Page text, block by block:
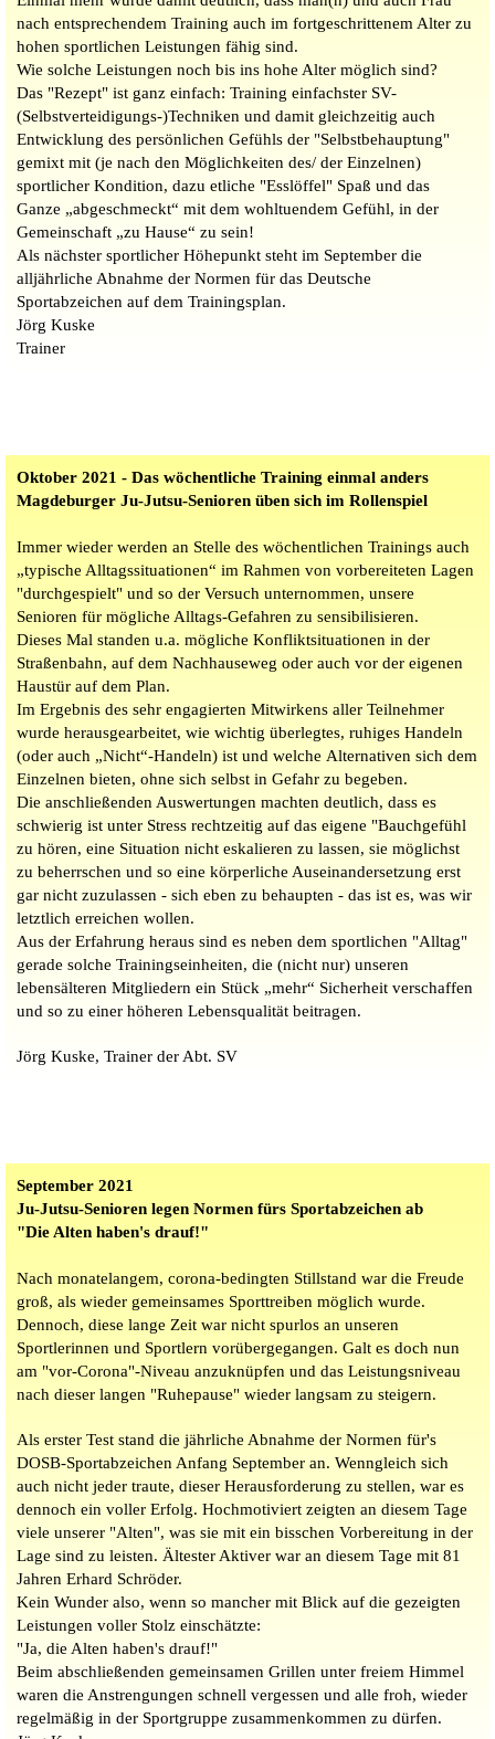
nach entsprechendem Training auch im fortgeschrittenem Alter zu
hohen sportlichen Leistungen fähig sind.
Wie solche Leistungen noch bis ins hohe Alter möglich sind?
Das "Rezept" ist ganz einfach: Training einfachster SV-
(Selbstverteidigungs-)Techniken und damit gleichzeitig auch
Entwicklung des persönlichen Gefühls der "Selbstbehauptung"
gemixt mit (je nach den Möglichkeiten des/ der Einzelnen)
sportlicher Kondition, dazu etliche "Esslöffel" Spaß und das
Ganze „abgeschmeckt“ mit dem wohltuendem Gefühl, in der
Gemeinschaft „zu Hause“ zu sein!
Als nächster sportlicher Höhepunkt steht im September die
alljährliche Abnahme der Normen für das Deutsche
Sportabzeichen auf dem Trainingsplan.
Jörg Kuske
Trainer
Oktober 2021 - Das wöchentliche Training einmal anders
Magdeburger Ju-Jutsu-Senioren üben sich im Rollenspiel
Immer wieder werden an Stelle des wöchentlichen Trainings auch
„typische Alltagssituationen“ im Rahmen von vorbereiteten Lagen
"durchgespielt" und so der Versuch unternommen, unsere
Senioren für mögliche Alltags-Gefahren zu sensibilisieren.
Dieses Mal standen u.a. mögliche Konfliktsituationen in der
Straßenbahn, auf dem Nachhauseweg oder auch vor der eigenen
Haustür auf dem Plan.
Im Ergebnis des sehr engagierten Mitwirkens aller Teilnehmer
wurde herausgearbeitet, wie wichtig überlegtes, ruhiges Handeln
(oder auch „Nicht“-Handeln) ist und welche Alternativen sich dem
Einzelnen bieten, ohne sich selbst in Gefahr zu begeben.
Die anschließenden Auswertungen machten deutlich, dass es
schwierig ist unter Stress rechtzeitig auf das eigene "Bauchgefühl
zu hören, eine Situation nicht eskalieren zu lassen, sie möglichst
zu beherrschen und so eine körperliche Auseinandersetzung erst
gar nicht zuzulassen - sich eben zu behaupten - das ist es, was wir
letztlich erreichen wollen.
Aus der Erfahrung heraus sind es neben dem sportlichen "Alltag"
gerade solche Trainingseinheiten, die (nicht nur) unseren
lebensälteren Mitgliedern ein Stück „mehr“ Sicherheit verschaffen
und so zu einer höheren Lebensqualität beitragen.
Jörg Kuske, Trainer der Abt. SV
September 2021
Ju-Jutsu-Senioren legen Normen fürs Sportabzeichen ab
"Die Alten haben's drauf!"
Nach monatelangem, corona-bedingten Stillstand war die Freude
groß, als wieder gemeinsames Sporttreiben möglich wurde.
Dennoch, diese lange Zeit war nicht spurlos an unseren
Sportlerinnen und Sportlern vorübergegangen. Galt es doch nun
am "vor-Corona"-Niveau anzuknüpfen und das Leistungsniveau
nach dieser langen "Ruhepause" wieder langsam zu steigern.
Als erster Test stand die jährliche Abnahme der Normen für's
DOSB-Sportabzeichen Anfang September an. Wenngleich sich
auch nicht jeder traute, dieser Herausforderung zu stellen, war es
dennoch ein voller Erfolg. Hochmotiviert zeigten an diesem Tage
viele unserer "Alten", was sie mit ein bisschen Vorbereitung in der
Lage sind zu leisten. Ältester Aktiver war an diesem Tage mit 81
Jahren Erhard Schröder.
Kein Wunder also, wenn so mancher mit Blick auf die gezeigten
Leistungen voller Stolz einschätzte:
"Ja, die Alten haben's drauf!"
Beim abschließenden gemeinsamen Grillen unter freiem Himmel
waren die Anstrengungen schnell vergessen und alle froh, wieder
regelmäßig in der Sportgruppe zusammenkommen zu dürfen.